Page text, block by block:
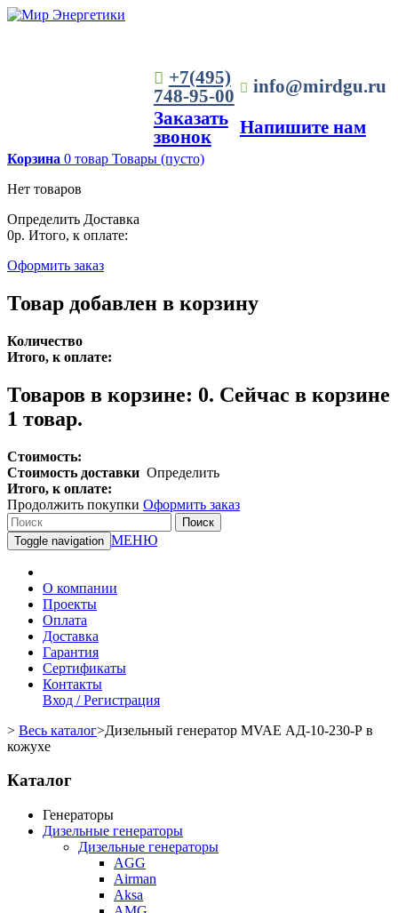
+7(495)
748-95-00
info@mirdgu.ru
Заказать
звонок
Напишите нам
Корзина 0 товар Товары (пусто)
Нет товаров
Определить Доставка
0р. Итого, к оплате:
Оформить заказ
Товар добавлен в корзину
Количество
Итого, к оплате:
Товаров в корзине: 0. Сейчас в корзине
1 товар.
Стоимость:
Стоимость доставки Определить
Итого, к оплате:
Продолжить покупки Оформить заказ
Поиск
Toggle navigation МЕНЮ
О компании
Проекты
Оплата
Доставка
Гарантия
Сертификаты
Контакты
Вход / Регистрация
> Весь каталог>Дизельный генератор MVAE АД-10-230-Р в
кожухе
Каталог
Генераторы
Дизельные генераторы
Дизельные генераторы
AGG
Airman
Aksa